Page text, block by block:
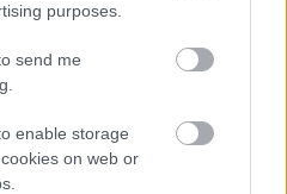
purposes.
send me
enable storage
on web or